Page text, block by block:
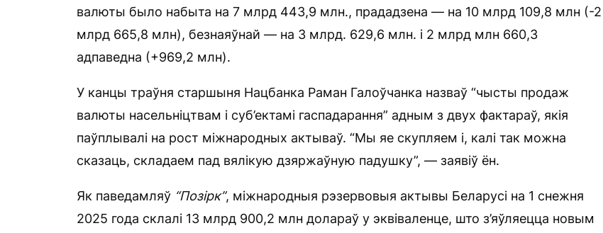
валюты было набыта на 7 млрд 443,9 млн., прададзена — на 10 млрд 109,8 млн (-2
млрд 665,8 млн), безнаяўнай — на 3 млрд. 629,6 млн. і 2 млрд млн 660,3
адпаведна (+969,2 млн).
У канцы траўня старшыня Нацбанка Раман Галоўчанка назваў “чысты продаж
валюты насельніцтвам і суб’ектамі гаспадарання” адным з двух фактараў, якія
паўплывалі на рост міжнародных актываў. “Мы яе скупляем і, калі так можна
сказаць, складаем пад вялікую дзяржаўную падушку”, — заявіў ён.
Як паведамляў “Позірк”, міжнародныя рэзервовыя актывы Беларусі на 1 снежня
2025 года склалі 13 млрд 900,2 млн долараў у эквіваленце, што з’яўляецца новым